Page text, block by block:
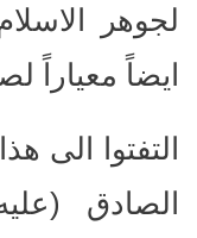
لجوهر
ايضاً معياراً
التفتوا الى
الصادق